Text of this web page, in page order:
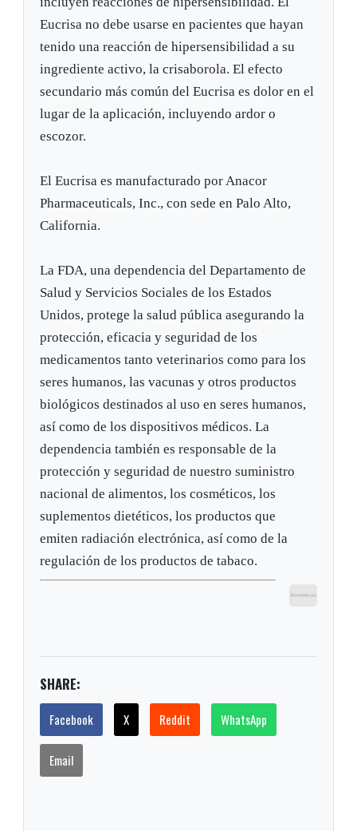
Eucrisa no debe usarse en pacientes que hayan
tenido una reacción de hipersensibilidad a su
ingrediente activo, la crisaborola. El efecto
secundario más común del Eucrisa es dolor en el
lugar de la aplicación, incluyendo ardor o
escozor.
El Eucrisa es manufacturado por Anacor
Pharmaceuticals, Inc., con sede en Palo Alto,
California.
La FDA, una dependencia del Departamento de
Salud y Servicios Sociales de los Estados
Unidos, protege la salud pública asegurando la
protección, eficacia y seguridad de los
medicamentos tanto veterinarios como para los
seres humanos, las vacunas y otros productos
biológicos destinados al uso en seres humanos,
así como de los dispositivos médicos. La
dependencia también es responsable de la
protección y seguridad de nuestro suministro
nacional de alimentos, los cosméticos, los
suplementos dietéticos, los productos que
emiten radiación electrónica, así como de la
regulación de los productos de tabaco.
SHARE:
Facebook X Reddit WhatsApp
Email